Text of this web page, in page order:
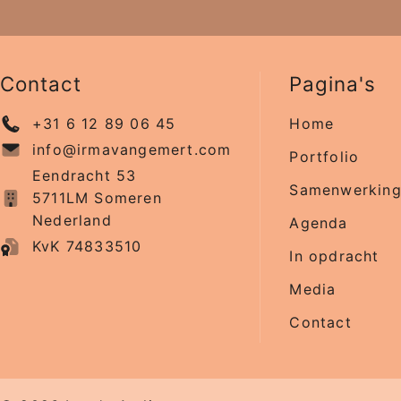
Contact
+31 6 12 89 06 45
info@irmavangemert.com
Eendracht 53
5711LM Someren
Nederland
KvK 74833510
Pagina's
Home
Portfolio
Agenda
In opdracht
Media
Contact